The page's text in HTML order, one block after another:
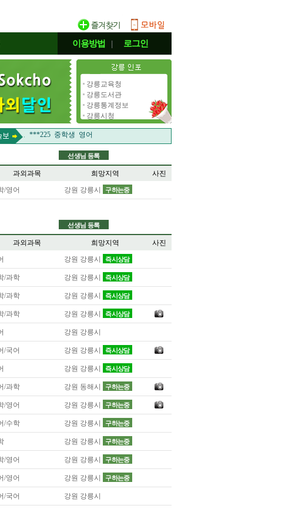
이용방법 | 로그인
강릉교육청
강릉도서관
강릉통계정보
강릉시청
***225 중학생 영어
***225 중학생 영어
선생님 등록
과외과목 희망지역
사진
/영어 강원 강릉시 구하는중
선생님 등록
과외과목 희망지역
사진
강원 강릉시 즉시상담
/과학 강원 강릉시 즉시상담
/과학 강원 강릉시 즉시상담
/과학 강원 강릉시 즉시상담
강원 강릉시
/국어 강원 강릉시 즉시상담
강원 강릉시 즉시상담
/과학 강원 동해시 구하는중
/영어 강원 강릉시 구하는중
/수학 강원 강릉시 구하는중
강원 강릉시 구하는중
/영어 강원 강릉시 구하는중
/영어 강원 강릉시 구하는중
/국어 강원 강릉시